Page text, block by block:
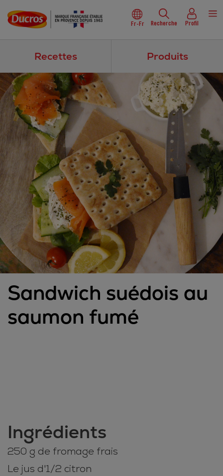
Fr-Fr Recherche Profil
Recettes Produits
Sandwich suédois au
saumon fumé
Ingrédients
250 g de fromage frais
Le jus d'1/2 citron